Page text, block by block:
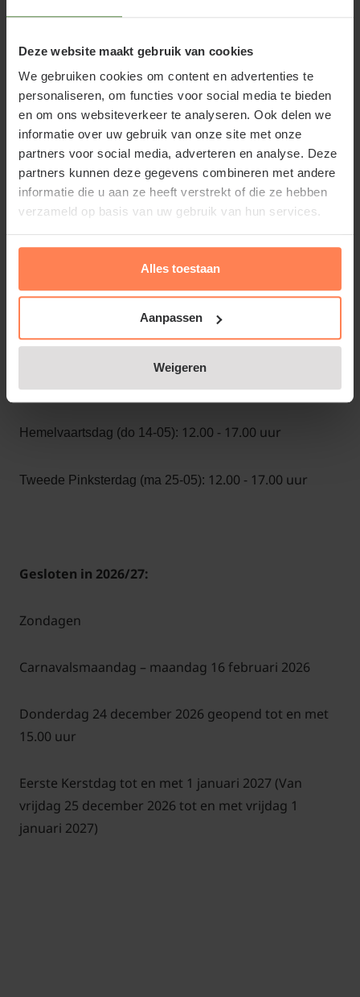
Deze website maakt gebruik van cookies
We gebruiken cookies om content en advertenties te
personaliseren, om functies voor social media te bieden
en om ons websiteverkeer te analyseren. Ook delen we
informatie over uw gebruik van onze site met onze
partners voor social media, adverteren en analyse. Deze
partners kunnen deze gegevens combineren met andere
informatie die u aan ze heeft verstrekt of die ze hebben
verzameld op basis van uw gebruik van hun services.
Alles toestaan
Aanpassen
Weigeren
Reguliere openingstijden Neutkens planten- en
Maandag:13.00 - 18.00 uur*
Dinsdag t/m vrijdag:10.00 - 18.00 uur*
Zaterdag:10.00 - 17.00 uur
*: Van 1 November tot 1 Maart zijn wij van maandag
t/m vrijdag geopend tot 17:00 uur i.p.v. 18:00 uur.
Extra geopend in 2026:
Tweede paasdag (ma 06-04):12.00 - 17.00 uur
Hemelvaartsdag (do 14-05): 12.00 - 17.00 uur
Tweede Pinksterdag (ma 25-05): 12.00 - 17.00 uur
Gesloten in 2026/27:
Zondagen
Carnavalsmaandag – maandag 16 februari 2026
Donderdag 24 december 2026 geopend tot en met
15.00 uur
Eerste Kerstdag tot en met 1 januari 2027 (Van
vrijdag 25 december 2026 tot en met vrijdag 1
januari 2027)